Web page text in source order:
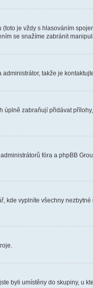
je vždy s hlasováním
se snažíme zabránit
takže je
úplně zabraňují přidávat
fóra a phpBB
kde vyplníte všechny
byli umístěny do skupiny, u